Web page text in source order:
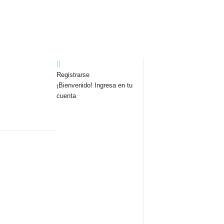
Registrarse
¡Bienvenido! Ingresa en tu
cuenta